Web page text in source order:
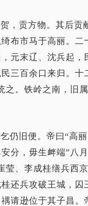
，贡方物。其后贡
布市马于高丽。二
元末辽、沈兵起，
三百余口来归。十
之。铁岭之南，旧
仍旧便。帝曰“高
分，毋生衅端”八
莹、李成桂缮兵西
还兵攻破王城，囚
请逊位于其子昌。